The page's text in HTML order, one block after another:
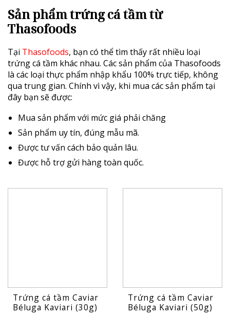
Sản phẩm trứng cá tầm từ
Thasofoods
Tại Thasofoods, bạn có thể tìm thấy rất nhiều loại
trứng cá tầm khác nhau. Các sản phẩm của Thasofoods
là các loại thực phẩm nhập khẩu 100% trực tiếp, không
qua trung gian. Chính vì vậy, khi mua các sản phẩm tại
đây bạn sẽ được:
Mua sản phẩm với mức giá phải chăng
Sản phẩm uy tín, đúng mẫu mã.
Được tư vấn cách bảo quản lâu.
Được hỗ trợ gửi hàng toàn quốc.
Trứng cá tầm Caviar
Béluga Kaviari (30g)
Trứng cá tầm Caviar
Béluga Kaviari (50g)